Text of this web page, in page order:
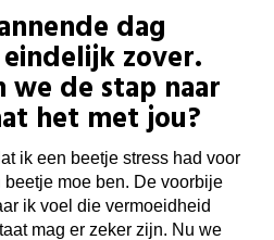
dag
zover.
we de stap naar
het met jou?
ik een beetje stress had voor
moe ben. De voorbije
ik voel die vermoeidheid
mag er zeker zijn. Nu we